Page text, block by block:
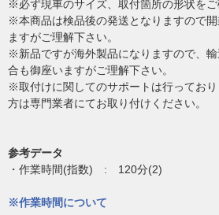
※必ず現車のサイズ、取付箇所の形状をご
※本商品は検品後の発送となりますので
ますがご理解下さい。
※新品ですが海外製品になりますので、
合も御座いますがご理解下さい。
※取付けに関してのサポートは行ってお
方は専門業者にてお取り付けください。
参考データ
・作業時間(指数) : 120分(2)
※作業時間について